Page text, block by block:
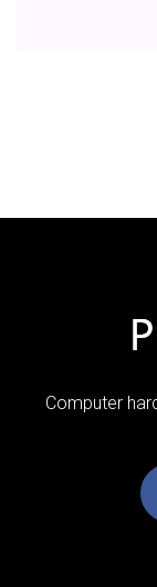
Computer